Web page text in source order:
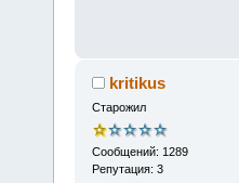
kritikus
Старожил
Сообщений: 1289
Репутация: 3